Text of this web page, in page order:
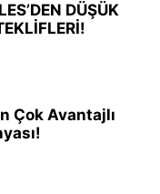
DÜŞÜK
Çok Avantajlı